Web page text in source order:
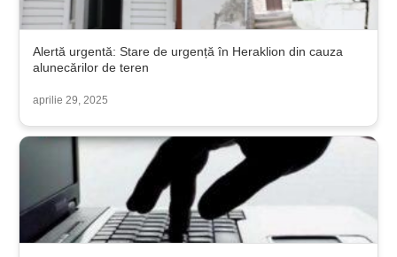
Alertă urgentă: Stare de urgență în Heraklion din cauza
alunecărilor de teren
aprilie 29, 2025